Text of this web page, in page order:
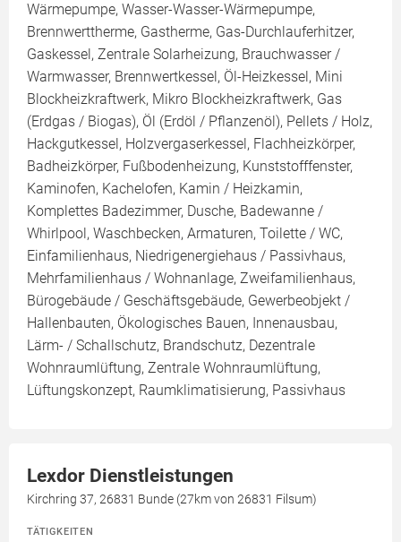
Wärmepumpe, Wasser-Wasser-Wärmepumpe,
Brennwerttherme, Gastherme, Gas-Durchlauferhitzer,
Gaskessel, Zentrale Solarheizung, Brauchwasser /
Warmwasser, Brennwertkessel, Öl-Heizkessel, Mini
Blockheizkraftwerk, Mikro Blockheizkraftwerk, Gas
(Erdgas / Biogas), Öl (Erdöl / Pflanzenöl), Pellets / Holz,
Hackgutkessel, Holzvergaserkessel, Flachheizkörper,
Badheizkörper, Fußbodenheizung, Kunststofffenster,
Kaminofen, Kachelofen, Kamin / Heizkamin,
Komplettes Badezimmer, Dusche, Badewanne /
Whirlpool, Waschbecken, Armaturen, Toilette / WC,
Einfamilienhaus, Niedrigenergiehaus / Passivhaus,
Mehrfamilienhaus / Wohnanlage, Zweifamilienhaus,
Bürogebäude / Geschäftsgebäude, Gewerbeobjekt /
Hallenbauten, Ökologisches Bauen, Innenausbau,
Lärm- / Schallschutz, Brandschutz, Dezentrale
Wohnraumlüftung, Zentrale Wohnraumlüftung,
Lüftungskonzept, Raumklimatisierung, Passivhaus
Lexdor Dienstleistungen
Kirchring 37, 26831 Bunde (27km von 26831 Filsum)
TÄTIGKEITEN